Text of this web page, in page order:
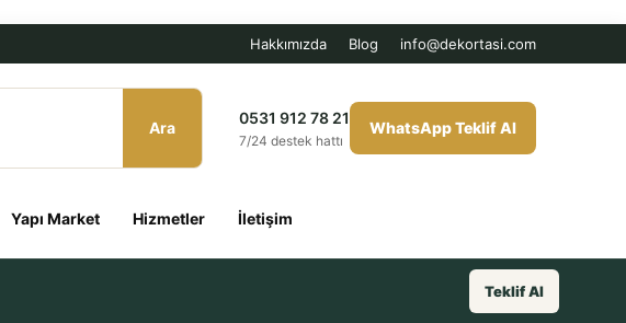
Hakkımızda Blog info@dekortasi.com
Ara
0531 912 78 21
7/24 destek hattı
WhatsApp Teklif Al
Yapı Market Hizmetler İletişim
Teklif Al